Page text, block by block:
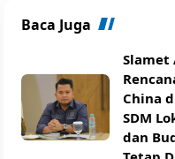
Baca Juga
Slamet
China
SDM
dan